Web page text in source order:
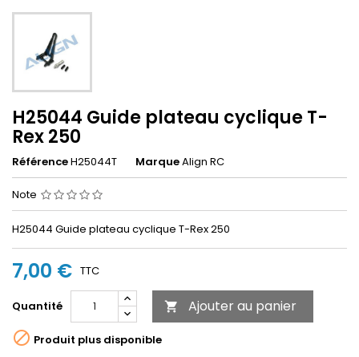
H25044 Guide plateau cyclique T-
Rex 250
RéférenceH25044T MarqueAlign RC
Note
H25044 Guide plateau cyclique T-Rex 250
7,00 € TTC
Quantité  Ajouter au panier
 Produit plus disponible